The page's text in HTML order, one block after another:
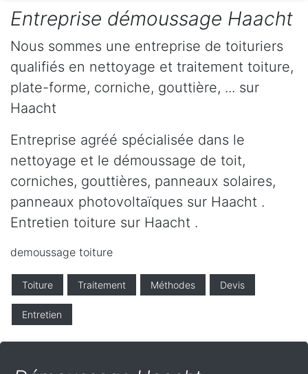
Entreprise démoussage Haacht
Nous sommes une entreprise de toituriers
qualifiés en nettoyage et traitement toiture,
plate-forme, corniche, gouttière, ... sur
Haacht
Entreprise agréé spécialisée dans le
nettoyage et le démoussage de toit,
corniches, gouttières, panneaux solaires,
panneaux photovoltaïques sur Haacht .
Entretien toiture sur Haacht .
demoussage toiture
Toiture Traitement Méthodes Devis
Entretien